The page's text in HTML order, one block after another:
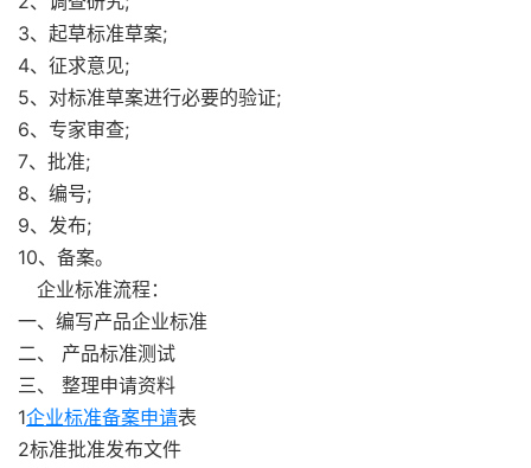
3、起草标准草案;
4、征求意见;
5、对标准草案进行必要的验证;
6、专家审查;
7、批准;
8、编号;
9、发布;
10、备案。
企业标准流程：
一、编写产品企业标准
二、 产品标准测试
三、 整理申请资料
1企业标准备案申请表
2标准批准发布文件